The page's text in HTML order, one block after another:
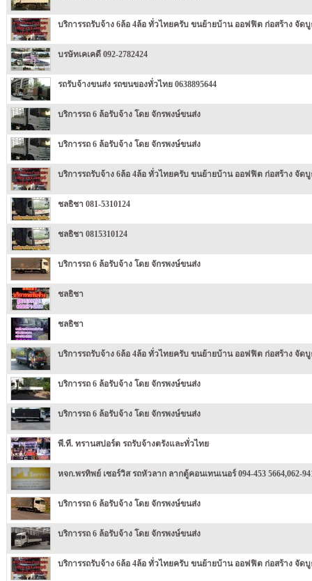
บริการรถรับจ้าง 6ล้อ 4ล้อ ทั่วไทยครับ ขนย้ายบ้าน ออฟฟิต ก่อสร้าง จัดบู
บรษัทเคเคดี 092-2782424
รถรับจ้างขนส่ง รถขนของทั่วไทย 0638895644
บริการรถ 6 ล้อรับจ้าง โดย จักรพงษ์ขนส่ง
บริการรถ 6 ล้อรับจ้าง โดย จักรพงษ์ขนส่ง
บริการรถรับจ้าง 6ล้อ 4ล้อ ทั่วไทยครับ ขนย้ายบ้าน ออฟฟิต ก่อสร้าง จัดบู
ชลธิชา 081-5310124
ชลธิชา 0815310124
บริการรถ 6 ล้อรับจ้าง โดย จักรพงษ์ขนส่ง
ชลธิชา
ชลธิชา
บริการรถรับจ้าง 6ล้อ 4ล้อ ทั่วไทยครับ ขนย้ายบ้าน ออฟฟิต ก่อสร้าง จัดบู
บริการรถ 6 ล้อรับจ้าง โดย จักรพงษ์ขนส่ง
บริการรถ 6 ล้อรับจ้าง โดย จักรพงษ์ขนส่ง
พี.ที. ทรานสปอร์ต รถรับจ้างตรังและทั่วไทย
หจก.พรทิพย์ เซอร์วิส รถหัวลาก ลากตู้คอนเทนเนอร์ 094-453 5664,062-
บริการรถ 6 ล้อรับจ้าง โดย จักรพงษ์ขนส่ง
บริการรถ 6 ล้อรับจ้าง โดย จักรพงษ์ขนส่ง
บริการรถรับจ้าง 6ล้อ 4ล้อ ทั่วไทยครับ ขนย้ายบ้าน ออฟฟิต ก่อสร้าง จัดบู